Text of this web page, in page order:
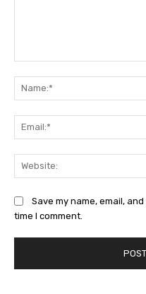
Save my name, email,
time I comment.